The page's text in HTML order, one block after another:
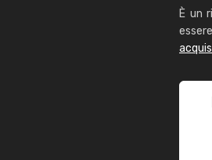
È un